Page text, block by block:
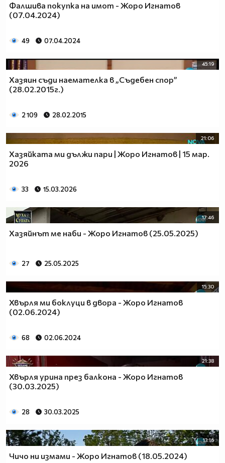
Фалшива покупка на имот - Жоро Игнатов
(07.04.2024)
49 07.04.2024
45:19
Хазяин съди наемателка в „Съдебен спор”
(28.02.2015г.)
2 109 28.02.2015
21:06
Хазяйката ми дължи пари | Жоро Игнатов | 15 мар.
2026
33 15.03.2026
17:46
Хазяйнът ме наби - Жоро Игнатов (25.05.2025)
27 25.05.2025
15:30
Хвърля ми боклуци в двора - Жоро Игнатов
(02.06.2024)
68 02.06.2024
21:38
Хвърля урина през балкона - Жоро Игнатов
(30.03.2025)
28 30.03.2025
13:16
Чичо ни измами - Жоро Игнатов (18.05.2024)